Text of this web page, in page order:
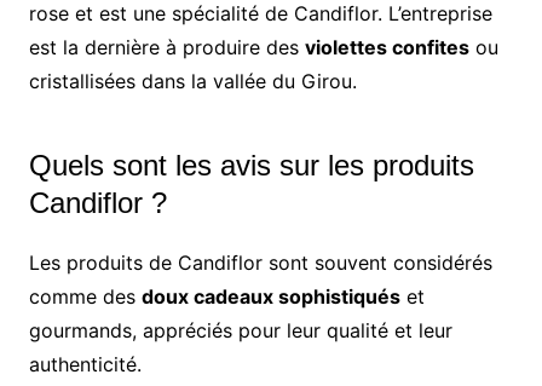
rose et est une spécialité de Candiflor. L’entreprise
est la dernière à produire des violettes confitesou
cristallisées dans la vallée du Girou.
Quels sont les avis sur les produits
Candiflor ?
Les produits de Candiflor sont souvent considérés
comme des doux cadeaux sophistiquéset
gourmands, appréciés pour leur qualité et leur
authenticité.